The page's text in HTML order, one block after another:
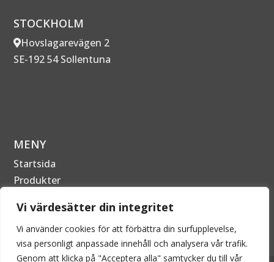
Vi värdesätter din integritet
Vi använder cookies för att förbättra din surfupplevelse,
visa personligt anpassade innehåll och analysera vår trafik.
Genom att klicka på "Acceptera alla" samtycker du till vår
STOCKHOLM
Hovslagarevägen 2
SE-192 54 Sollentuna
MENY
Startsida
Produkter
Kontakta oss